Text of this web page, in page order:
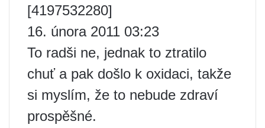
[4197532280]
16. února 2011 03:23
To radši ne, jednak to ztratilo
chuť a pak došlo k oxidaci, takže
si myslím, že to nebude zdraví
prospěšné.